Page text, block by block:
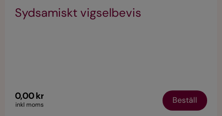
Sydsamiskt vigselbevis
0,00 kr
inkl moms Beställ